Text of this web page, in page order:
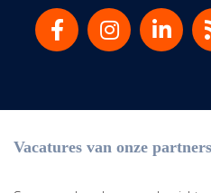
Vacatures van onze partners